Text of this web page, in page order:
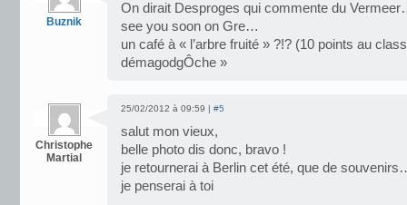
Buznik
On dirait Desproges qui commente du
see you soon on Gre…
un café à « l’arbre fruité » ?!? (10 points au
démagodgÔche »
Christophe
Martial
25/02/2012 à 09:59 | #5
salut mon vieux,
belle photo dis donc, bravo !
je retournerai à Berlin cet été, que de
je penserai à toi